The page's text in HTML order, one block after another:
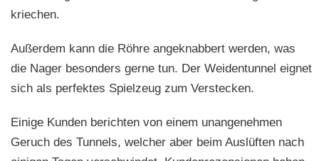
kriechen.
Außerdem kann die Röhre angeknabbert werden, was
die Nager besonders gerne tun. Der Weidentunnel eignet
sich als perfektes Spielzeug zum Verstecken.
Einige Kunden berichten von einem unangenehmen
Geruch des Tunnels, welcher aber beim Auslüften nach